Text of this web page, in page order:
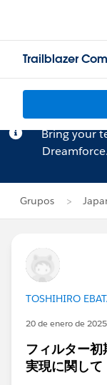
Trailblazer
Bring your
Dreamforce.
Grupos
TOSHIHIRO
20 de enero de
フィルター
実現に関して